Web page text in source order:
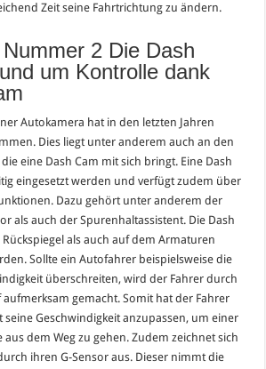
Zeit seine Fahrtrichtung zu ändern.
2 Die Dash
um Kontrolle dank
Autokamera hat in den letzten Jahren
Dies liegt unter anderem auch an den
eine Dash Cam mit sich bringt. Eine Dash
eingesetzt werden und verfügt zudem über
Dazu gehört unter anderem der
als auch der Spurenhaltassistent. Die Dash
als auch auf dem Armaturen
Sollte ein Autofahrer beispielsweise die
überschreiten, wird der Fahrer durch
gemacht. Somit hat der Fahrer
seine Geschwindigkeit anzupassen, um einer
aus dem Weg zu gehen. Zudem zeichnet sich
ihren G-Sensor aus. Dieser nimmt die